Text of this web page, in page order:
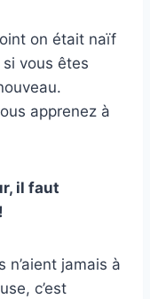
on était naïf
vous êtes
apprenez à
il faut
!
n’aient jamais à
c’est